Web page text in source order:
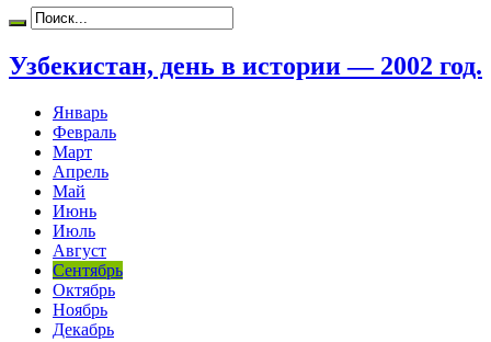
Узбекистан, день в истории — 2002 год.
Январь
Февраль
Март
Апрель
Май
Июнь
Июль
Август
Сентябрь
Октябрь
Ноябрь
Декабрь